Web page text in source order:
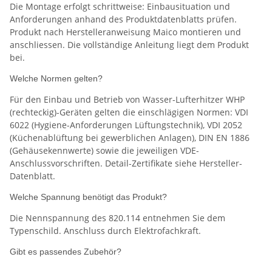
Die Montage erfolgt schrittweise: Einbausituation und
Anforderungen anhand des Produktdatenblatts prüfen.
Produkt nach Herstelleranweisung Maico montieren und
anschliessen. Die vollständige Anleitung liegt dem Produkt
bei.
Welche Normen gelten?
Für den Einbau und Betrieb von Wasser-Lufterhitzer WHP
(rechteckig)-Geräten gelten die einschlägigen Normen: VDI
6022 (Hygiene-Anforderungen Lüftungstechnik), VDI 2052
(Küchenablüftung bei gewerblichen Anlagen), DIN EN 1886
(Gehäusekennwerte) sowie die jeweiligen VDE-
Anschlussvorschriften. Detail-Zertifikate siehe Hersteller-
Datenblatt.
Welche Spannung benötigt das Produkt?
Die Nennspannung des 820.114 entnehmen Sie dem
Typenschild. Anschluss durch Elektrofachkraft.
Gibt es passendes Zubehör?